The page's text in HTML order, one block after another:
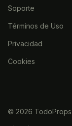
Soporte
Términos de Uso
Privacidad
Cookies
© 2026